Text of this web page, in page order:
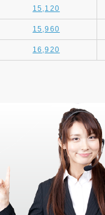
15,120
15,960
16,920